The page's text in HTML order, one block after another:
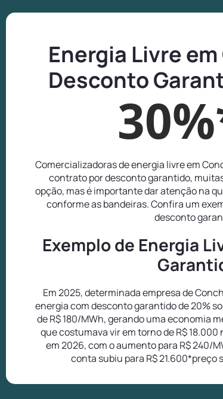
Energia Livre
Desconto
Comercializadoras de energia livre em
contrato por desconto garantido,
opção, mas é importante dar atenção na
conforme as bandeiras. Confira um
desconto
Exemplo de Energia
Em 2025, determinada empresa de
energia com desconto garantido de 20%
de R$ 180/MWh, gerando uma economia
que costumava vir em torno de R$
em 2026, com o aumento para R$ 240/
conta subiu para R$ 21.600*preço